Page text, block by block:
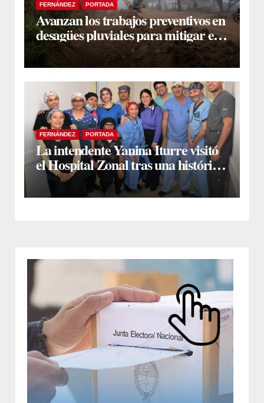
FERNÁNDEZ PORTADA
Avanzan los trabajos preventivos en
desagües pluviales para mitigar el
impacto de la temporada de lluvias
FERNÁNDEZ PORTADA
La intendente Yanina Iturre visitó
el Hospital Zonal tras una histórica
jornada de intervenciones
laparoscópicas